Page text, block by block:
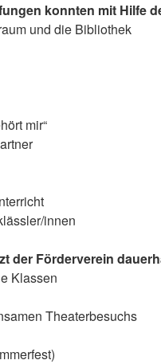
konnten mit Hilfe
und die Bibliothek
mir“
innen
der Förderverein
Klassen
Theaterbesuchs